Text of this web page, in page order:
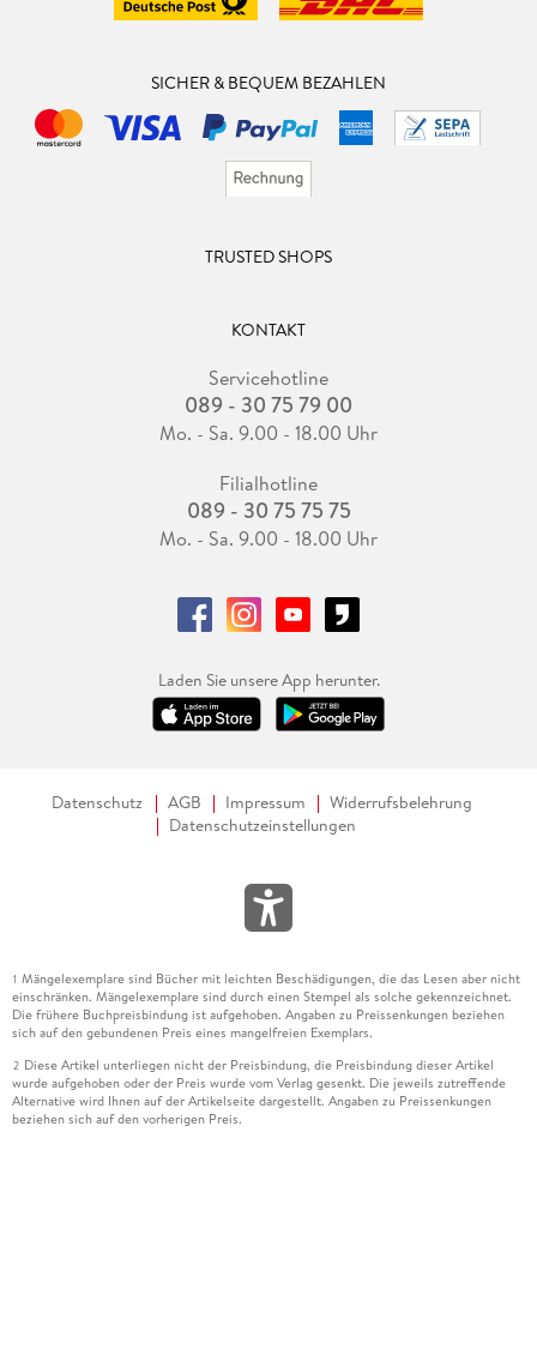
SICHER & BEQUEM BEZAHLEN
TRUSTED SHOPS
KONTAKT
Servicehotline
089 - 30 75 79 00
Mo. - Sa. 9.00 - 18.00 Uhr
Filialhotline
089 - 30 75 75 75
Mo. - Sa. 9.00 - 18.00 Uhr
Laden Sie unsere App herunter.
Datenschutz AGB Impressum
Widerrufsbelehrung
Datenschutzeinstellungen
1 Mängelexemplare sind Bücher mit leichten Beschädigungen, die das Lesen aber nicht
einschränken. Mängelexemplare sind durch einen Stempel als solche gekennzeichnet.
Die frühere Buchpreisbindung ist aufgehoben. Angaben zu Preissenkungen beziehen
sich auf den gebundenen Preis eines mangelfreien Exemplars.
2 Diese Artikel unterliegen nicht der Preisbindung, die Preisbindung dieser Artikel
wurde aufgehoben oder der Preis wurde vom Verlag gesenkt. Die jeweils zutreffende
Alternative wird Ihnen auf der Artikelseite dargestellt. Angaben zu Preissenkungen
beziehen sich auf den vorherigen Preis.